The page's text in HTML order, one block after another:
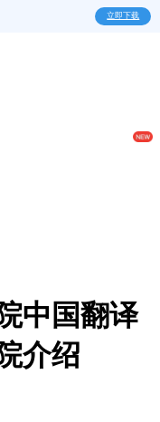
立即下载
中国翻译
介绍